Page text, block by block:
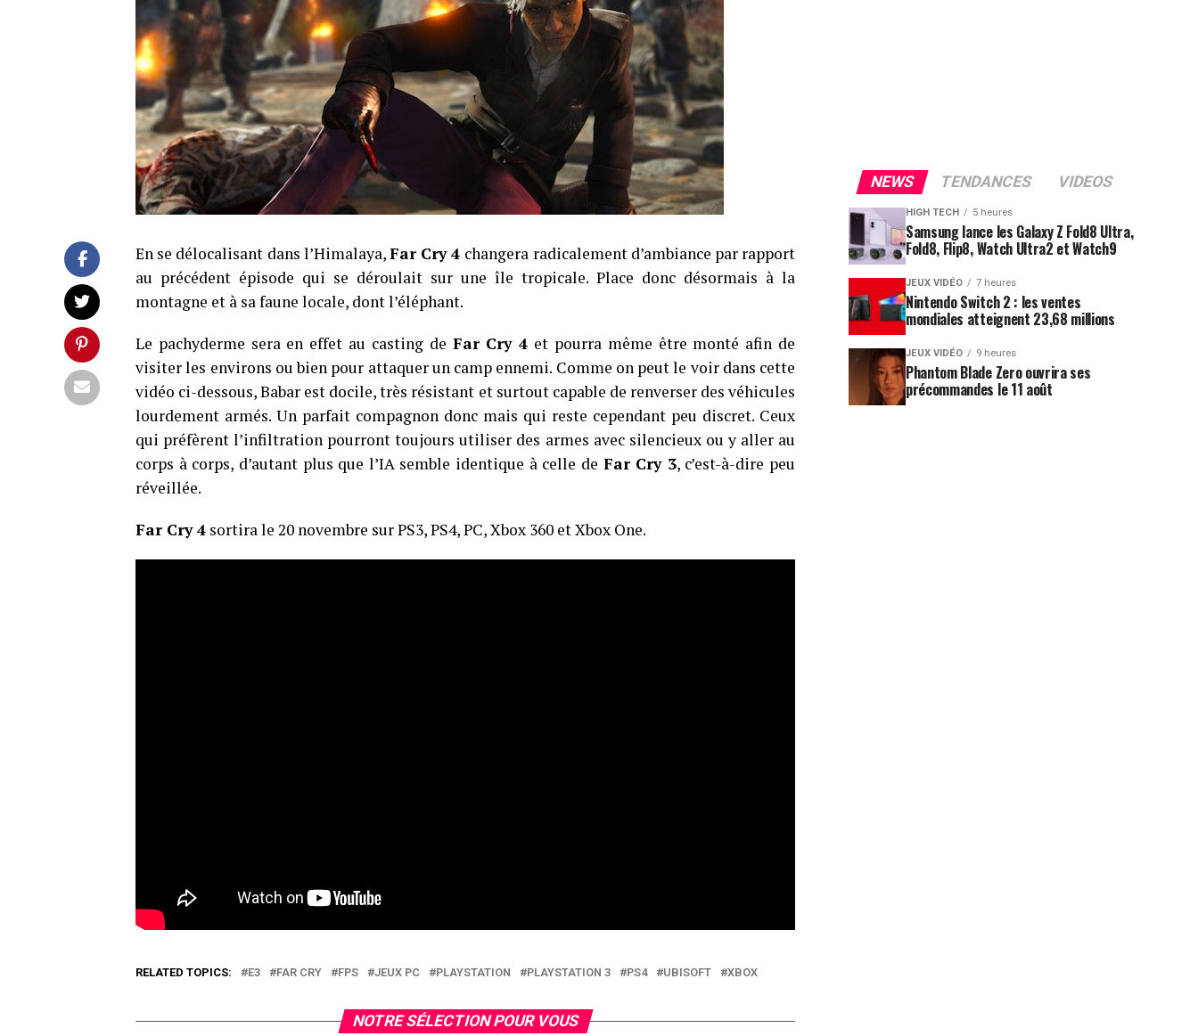
En se délocalisant dans l’Himalaya,Far Cry 4 changera radicalement d’ambiance par rapport
au précédent épisode qui se déroulait sur une île tropicale. Place donc désormais à la
montagne et à sa faune locale, dont l’éléphant.
Le pachyderme sera en effet au casting de Far Cry 4 et pourra même être monté afin de
visiter les environs ou bien pour attaquer un camp ennemi. Comme on peut le voir dans cette
vidéo ci-dessous, Babar est docile, très résistant et surtout capable de renverser des véhicules
lourdement armés. Un parfait compagnon donc mais qui reste cependant peu discret. Ceux
qui préfèrent l’infiltration pourront toujours utiliser des armes avec silencieux ou y aller au
corps à corps, d’autant plus que l’IA semble identique à celle de Far Cry 3, c’est-à-dire peu
réveillée.
Far Cry 4 sortira le 20 novembre sur PS3, PS4, PC, Xbox 360 et Xbox One.
RELATED TOPICS: E3 FAR CRY FPS JEUX PC PLAYSTATION PLAYSTATION 3 PS4 UBISOFT XBOX
NOTRE SÉLECTION POUR VOUS
NEWS TENDANCES VIDEOS
HIGH TECH 5 heures
Samsung lance les Galaxy Z Fold8 Ultra,
Fold8, Flip8, Watch Ultra2 et Watch9
JEUX VIDÉO 7 heures
Nintendo Switch 2 : les ventes
mondiales atteignent 23,68 millions
JEUX VIDÉO 9 heures
Phantom Blade Zero ouvrira ses
précommandes le 11 août